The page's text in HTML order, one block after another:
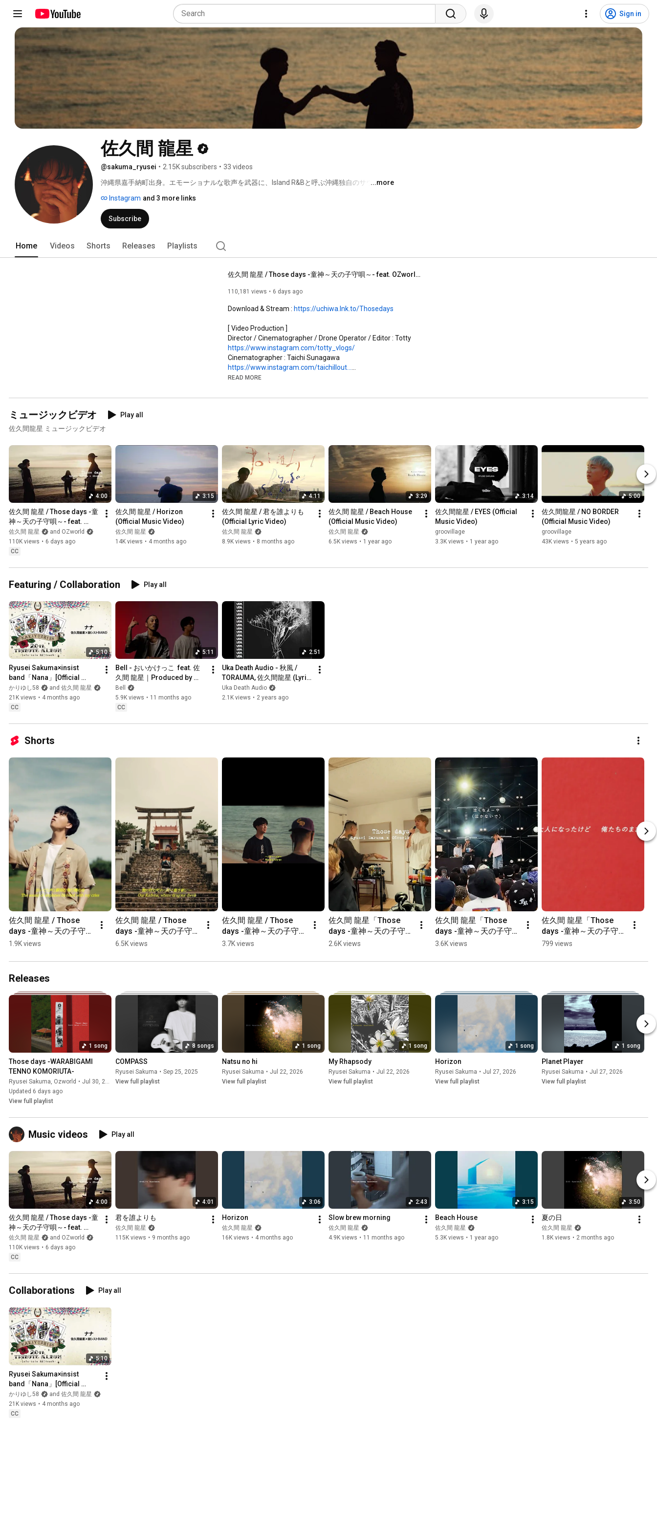
Sign in
佐久間 龍星
@sakuma_ryusei • 2.15K subscribers • 33 videos
沖縄県嘉手納町出身。エモーショナルな歌声を武器に、Island R&Bと呼ぶ沖縄独自のサウンドを
独自の音楽世界を描き出す。
...more
Instagram and 3 more links
Subscribe
Home Videos Shorts Releases Playlists
佐久間 龍星 / Those days -童神～天の子守唄～- feat. OZworld (Official Music Video)
110,181 views 6 days ago
Download & Stream : https://uchiwa.lnk.to/Thosedays
[ Video Production ]
https://www.instagram.com/totty_vlogs/
https://www.instagram.com/taichillout...
Assistant Camera : Koudai Matayoshi
Special Thanks：Koja Misako, Alan Okuma, Kadena Junior High
School, Yatchabou https://www.instagram.com/yatchabou/
https://www.instagram.com/hahaharu777/
Yurina Miya https://www.instagram.com/38uia/ , Friends &
Family of Kadena
[ Music ]
https://www.instagram.com/sakuma_ryus...
https://www.instagram.com/ozworld_off... , Koja Misako
https://www.instagram.com/junyaendo/
https://www.instagram.com/mixedbygreg/
[ Artwork ]
https://www.instagram.com/hug_inc/
https://www.instagram.com/hahaharu777/
Photographer : Jonji
https://www.instagram.com/okinawa_pho...
https://www.instagram.com/38uia/
Tiktok: https://www.tiktok.com/@sakuma_ryusei_
#RyuseiSakuma
#thosedays
READ MORE
ミュージックビデオ
Play all
佐久間龍星 ミュージックビデオ
4:00
佐久間 龍星 / Those days -童
神～天の子守唄～- feat.
OZworld (Official Music
Video)
佐久間 龍星
and OZworld
110K views • 6 days ago
CC
3:15
佐久間 龍星 / Horizon
(Official Music Video)
佐久間 龍星
14K views • 4 months ago
4:11
佐久間 龍星 / 君を誰よりも
(Official Lyric Video)
佐久間 龍星
8.9K views • 8 months ago
3:29
佐久間 龍星 / Beach House
(Official Music Video)
佐久間 龍星
6.5K views • 1 year ago
3:14
佐久間龍星 / EYES (Official
Music Video)
groovillage
3.3K views • 1 year ago
5:00
佐久間龍星 / NO BORDER
(Official Music Video)
groovillage
43K views • 5 years ago
Featuring / Collaboration Play all
5:10
Ryusei Sakuma×insist
band「Nana」[Official
Audio]
かりゆし58
and 佐久間 龍星
21K views • 4 months ago
CC
5:11
Bell - おいかけっこ  feat. 佐
久間 龍星｜Produced by
Bigo
Bell
5.9K views • 11 months ago
CC
2:51
Uka Death Audio - 秋風 /
TORAUMA, 佐久間龍星 (Lyric
Video)
Uka Death Audio
2.1K views • 2 years ago
Shorts
佐久間 龍星 / Those
days -童神～天の子守唄
～- feat. OZworld
佐久間 龍星 Verse
1.9K views
佐久間 龍星 / Those
days -童神～天の子守唄
～- feat. OZworld
OZworld Verse
6.5K views
佐久間 龍星 / Those
days -童神～天の子守唄
～- feat. OZworld
Out Now
3.7K views
佐久間 龍星「Those
days -童神～天の子守唄
～- feat. OZworld」作
2.6K views
佐久間 龍星「Those
days -童神～天の子守唄
～- feat. OZworld」ラ
Peoples）
3.6K views
佐久間 龍星「Those
days -童神～天の子守唄
～- feat. OZworld」イ
799 views
Releases
1 song
Those days -WARABIGAMI
TENNO KOMORIUTA-
Ryusei Sakuma, Ozworld •
Jul 30, 2026
Updated 6 days ago
View full playlist
8 songs
COMPASS
Ryusei Sakuma • Sep 25, 2025
View full playlist
1 song
Natsu no hi
Ryusei Sakuma • Jul 22, 2026
View full playlist
1 song
My Rhapsody
Ryusei Sakuma • Jul 22, 2026
View full playlist
1 song
Horizon
Ryusei Sakuma • Jul 27, 2026
View full playlist
1 song
Planet Player
Ryusei Sakuma • Jul 27, 2026
View full playlist
Music videos Play all
4:00
佐久間 龍星 / Those days -童
神～天の子守唄～- feat.
OZworld (Official Music
Video)
佐久間 龍星
and OZworld
110K views • 6 days ago
CC
4:01
君を誰よりも
佐久間 龍星
115K views • 9 months ago
3:06
Horizon
佐久間 龍星
16K views • 4 months ago
2:43
Slow brew morning
佐久間 龍星
4.9K views • 11 months ago
3:15
Beach House
佐久間 龍星
5.3K views • 1 year ago
3:50
夏の日
佐久間 龍星
1.8K views • 2 months ago
Collaborations Play all
5:10
Ryusei Sakuma×insist
band「Nana」[Official
Audio]
かりゆし58
and 佐久間 龍星
21K views • 4 months ago
CC